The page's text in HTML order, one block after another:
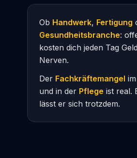
Ob Handwerk, Fertigung
Gesundheitsbranche:
kosten dich jeden Tag
Nerven.
Der Fachkräftemangel
und in der Pflege ist real.
lässt er sich trotzdem.